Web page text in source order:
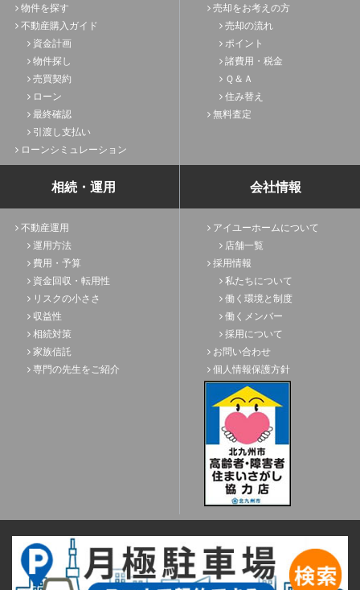
物件を探す
不動産購入ガイド
資金計画
物件探し
売買契約
ローン
最終確認
引渡し支払い
ローンシミュレーション
売却をお考えの方
売却の流れ
ポイント
諸費用・税金
Ｑ＆Ａ
住み替え
無料査定
相続・運用
不動産運用
運用方法
費用・予算
資金回収・転用性
リスクの小ささ
収益性
相続対策
家族信託
専門の先生をご紹介
会社情報
アイユーホームについて
店舗一覧
採用情報
私たちについて
働く環境と制度
働くメンバー
採用について
お問い合わせ
個人情報保護方針